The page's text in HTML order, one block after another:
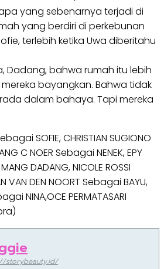
yang sebenarnya terjadi di
yang berdiri di perkebunan
terlebih ketika Uwa diberitahu
Dadang, bahwa rumah itu lebih
bayangkan. Bahwa tidak
dalam bahaya. Tapi mereka
SOFIE, CHRISTIAN SUGIONO
C NOER Sebagai NENEK, EPY
DADANG, NICOLE ROSSI
VAN DEN NOORT Sebagai BAYU,
NINA,OCE PERMATASARI
storybeauty.id/